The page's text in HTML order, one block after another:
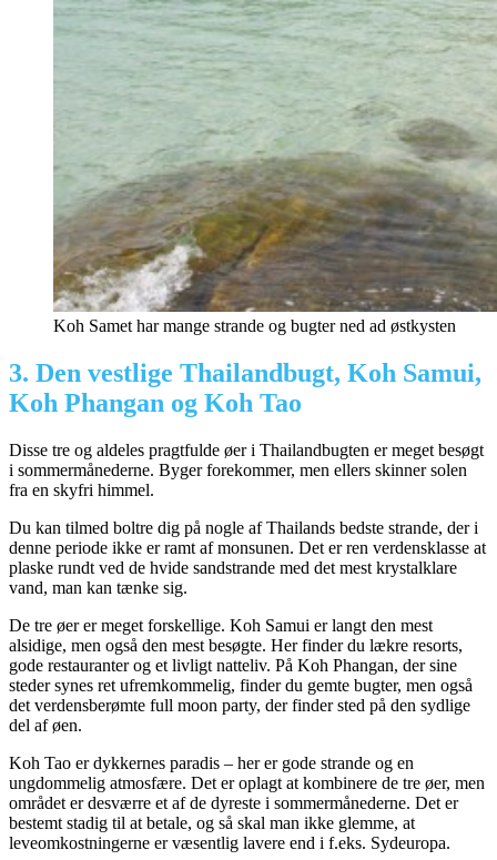
Koh Samet har mange strande og bugter ned ad østkysten
3. Den vestlige Thailandbugt, Koh Samui,
Koh Phangan og Koh Tao
Disse tre og aldeles pragtfulde øer i Thailandbugten er meget besøgt
i sommermånederne. Byger forekommer, men ellers skinner solen
fra en skyfri himmel.
Du kan tilmed boltre dig på nogle af Thailands bedste strande, der i
denne periode ikke er ramt af monsunen. Det er ren verdensklasse at
plaske rundt ved de hvide sandstrande med det mest krystalklare
vand, man kan tænke sig.
De tre øer er meget forskellige. Koh Samui er langt den mest
alsidige, men også den mest besøgte. Her finder du lækre resorts,
gode restauranter og et livligt natteliv. På Koh Phangan, der sine
steder synes ret ufremkommelig, finder du gemte bugter, men også
det verdensberømte full moon party, der finder sted på den sydlige
del af øen.
Koh Tao er dykkernes paradis – her er gode strande og en
ungdommelig atmosfære. Det er oplagt at kombinere de tre øer, men
området er desværre et af de dyreste i sommermånederne. Det er
bestemt stadig til at betale, og så skal man ikke glemme, at
leveomkostningerne er væsentlig lavere end i f.eks. Sydeuropa.